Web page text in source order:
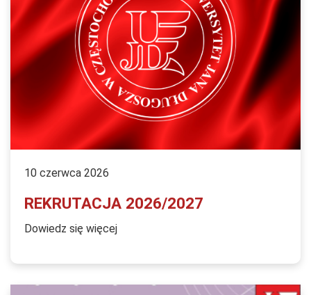
10 czerwca 2026
REKRUTACJA 2026/2027
Dowiedz się więcej